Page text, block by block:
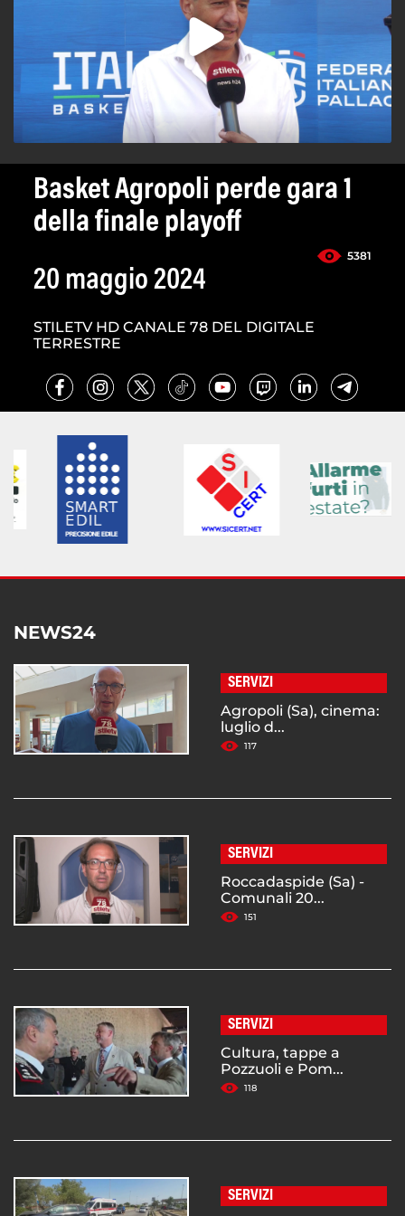
Basket Agropoli perde gara 1
della finale playoff
5381
20 maggio 2024
STILETV HD CANALE 78 DEL DIGITALE
TERRESTRE
NEWS24
SERVIZI
Agropoli (Sa), cinema:
luglio d...
117
SERVIZI
Roccadaspide (Sa) -
Comunali 20...
151
SERVIZI
Cultura, tappe a
Pozzuoli e Pom...
118
SERVIZI